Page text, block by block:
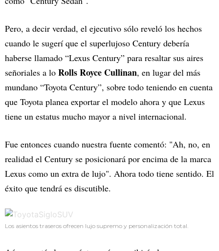
Pero, a decir verdad, el ejecutivo sólo reveló los hechos
cuando le sugerí que el superlujoso Century debería
haberse llamado “Lexus Century” para resaltar sus aires
señoriales a lo Rolls Royce Cullinan, en lugar del más
mundano “Toyota Century”, sobre todo teniendo en cuenta
que Toyota planea exportar el modelo ahora y que Lexus
tiene un estatus mucho mayor a nivel internacional.
Fue entonces cuando nuestra fuente comentó: "Ah, no, en
realidad el Century se posicionará por encima de la marca
Lexus como un extra de lujo". Ahora todo tiene sentido. El
éxito que tendrá es discutible.
Los asientos traseros ofrecen lujo supremo y personalización total.